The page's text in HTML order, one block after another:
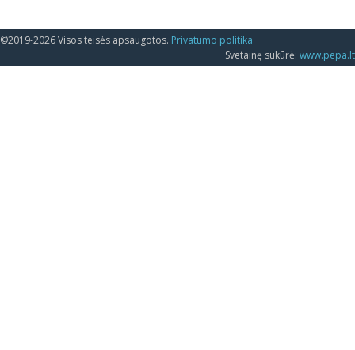
©2019-2026 Visos teisės apsaugotos. Privatumo politika
Svetainę sukūrė: www.pepa.lt